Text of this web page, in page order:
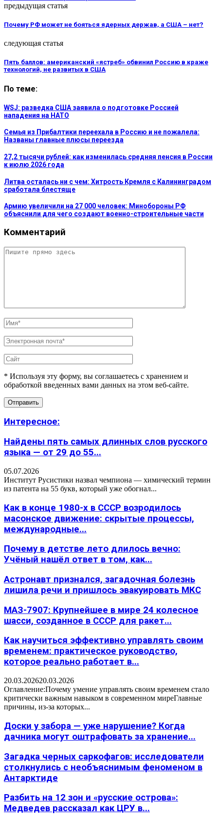
предыдущая статья
Почему РФ может не бояться ядерных держав, а США – нет?
следующая статья
Пять баллов: американский «ястреб» обвинил Россию в краже
технологий, не развитых в США
По теме:
WSJ: разведка США заявила о подготовке Россией
нападения на НАТО
Семья из Прибалтики переехала в Россию и не пожалела:
Названы главные плюсы переезда
27,2 тысячи рублей: как изменилась средняя пенсия в России
к июлю 2026 года
Литва осталась ни с чем: Хитрость Кремля с Калининградом
сработала блестяще
Армию увеличили на 27 000 человек: Минобороны РФ
объяснили для чего создают военно-строительные части
Комментарий
* Используя эту форму, вы соглашаетесь с хранением и
обработкой введенных вами данных на этом веб-сайте.
Интересное:
Найдены пять самых длинных слов русского
языка — от 29 до 55...
05.07.2026
Институт Русистики назвал чемпиона — химический термин
из патента на 55 букв, который уже обогнал...
Как в конце 1980-х в СССР возродилось
масонское движение: скрытые процессы,
международные...
Почему в детстве лето длилось вечно:
Учёный нашёл ответ в том, как...
Астронавт признался, загадочная болезнь
лишила речи и пришлось эвакуировать МКС
МАЗ-7907: Крупнейшее в мире 24 колесное
шасси, созданное в СССР для ракет...
Как научиться эффективно управлять своим
временем: практическое руководство,
которое реально работает в...
20.03.202620.03.2026
Оглавление:Почему умение управлять своим временем стало
критически важным навыком в современном миреГлавные
причины, из-за которых...
Доски у забора — уже нарушение? Когда
дачника могут оштрафовать за хранение...
Загадка черных саркофагов: исследователи
столкнулись с необъяснимым феноменом в
Антарктиде
Разбить на 12 зон и «русские острова»:
Медведев рассказал как ЦРУ в...